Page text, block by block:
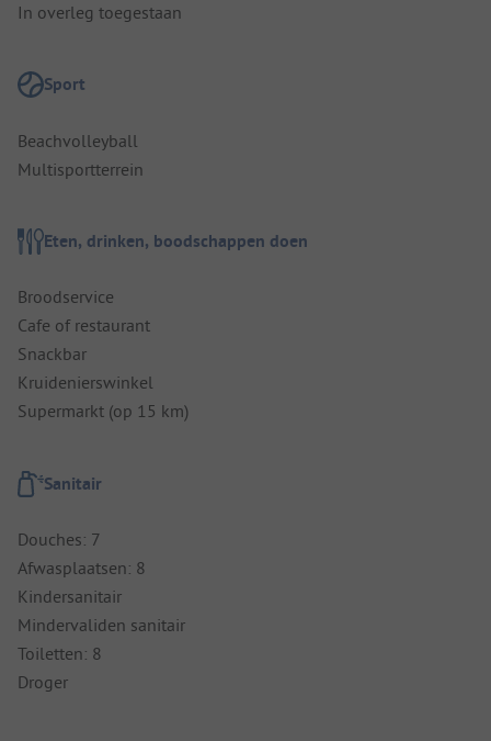
In overleg toegestaan
Sport
Beachvolleyball
Multisportterrein
Eten, drinken, boodschappen doen
Broodservice
Cafe of restaurant
Snackbar
Kruidenierswinkel
Supermarkt (op 15 km)
Sanitair
Douches: 7
Afwasplaatsen: 8
Kindersanitair
Mindervaliden sanitair
Toiletten: 8
Droger